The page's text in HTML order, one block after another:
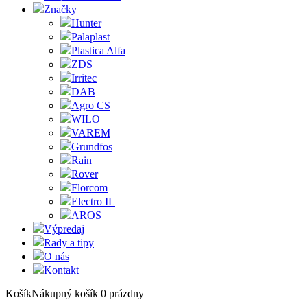
Značky
Hunter
Palaplast
Plastica Alfa
ZDS
Irritec
DAB
Agro CS
WILO
VAREM
Grundfos
Rain
Rover
Florcom
Electro IL
AROS
Výpredaj
Rady a tipy
O nás
Kontakt
KošíkNákupný košík 0 prázdny